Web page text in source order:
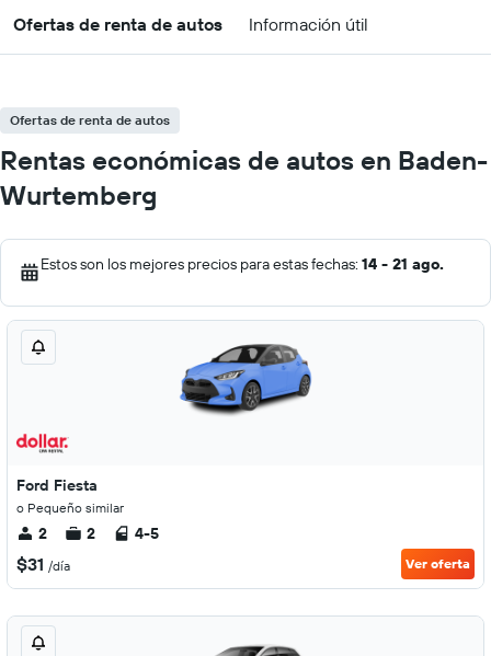
Ofertas de renta de autos Información útil
Ofertas de renta de autos
Rentas económicas de autos en Baden-
Wurtemberg
Estos son los mejores precios para estas fechas: 14 - 21 ago.
Ford Fiesta
o Pequeño similar
2 2 4-5
$31 /día Ver oferta